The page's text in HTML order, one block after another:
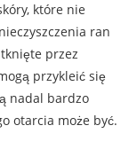
które nie
ran
przez
przykleić się
nadal bardzo
otarcia może być.